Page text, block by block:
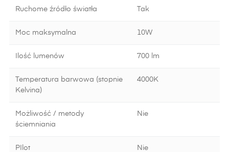
Ruchome źródło światła Tak
Moc maksymalna 10W
Ilość lumenów 700 lm
Temperatura barwowa (stopnie
Kelvina)
4000K
Możliwość / metody
ściemniania
Nie
PIlot Nie